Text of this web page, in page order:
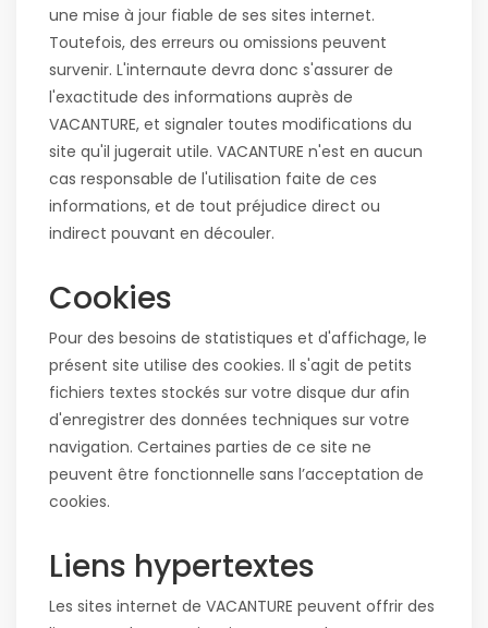
une mise à jour fiable de ses sites internet.
Toutefois, des erreurs ou omissions peuvent
survenir. L'internaute devra donc s'assurer de
l'exactitude des informations auprès de
VACANTURE, et signaler toutes modifications du
site qu'il jugerait utile. VACANTURE n'est en aucun
cas responsable de l'utilisation faite de ces
informations, et de tout préjudice direct ou
indirect pouvant en découler.
Cookies
Pour des besoins de statistiques et d'affichage, le
présent site utilise des cookies. Il s'agit de petits
fichiers textes stockés sur votre disque dur afin
d'enregistrer des données techniques sur votre
navigation. Certaines parties de ce site ne
peuvent être fonctionnelle sans l’acceptation de
cookies.
Liens hypertextes
Les sites internet de VACANTURE peuvent offrir des